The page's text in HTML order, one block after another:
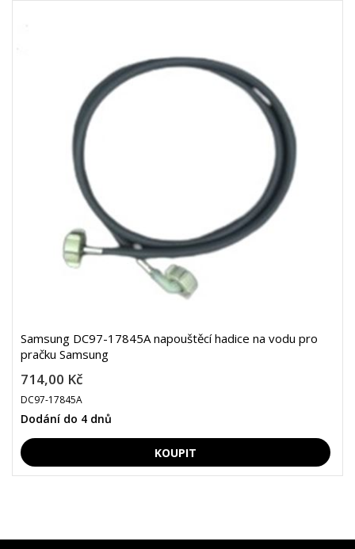
Samsung DC97-17845A napouštěcí hadice na vodu pro
pračku Samsung
714,00 Kč
DC97-17845A
Dodání do 4 dnů